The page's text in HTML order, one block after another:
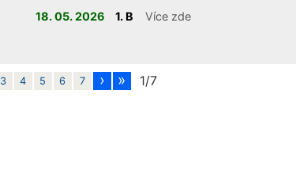
18. 05. 2026 1. B Více zde
3 4 5 6 7 › » 1/7